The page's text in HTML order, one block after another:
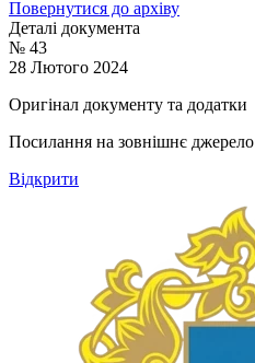
Повернутися до архіву
Деталі документа
№ 43
28 Лютого 2024
Оригінал документу та додатки
Посилання на зовнішнє джерело
Відкрити